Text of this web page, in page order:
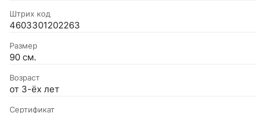
Штрих код
4603301202263
Размер
90 см.
Возраст
от 3-ёх лет
Сертификат